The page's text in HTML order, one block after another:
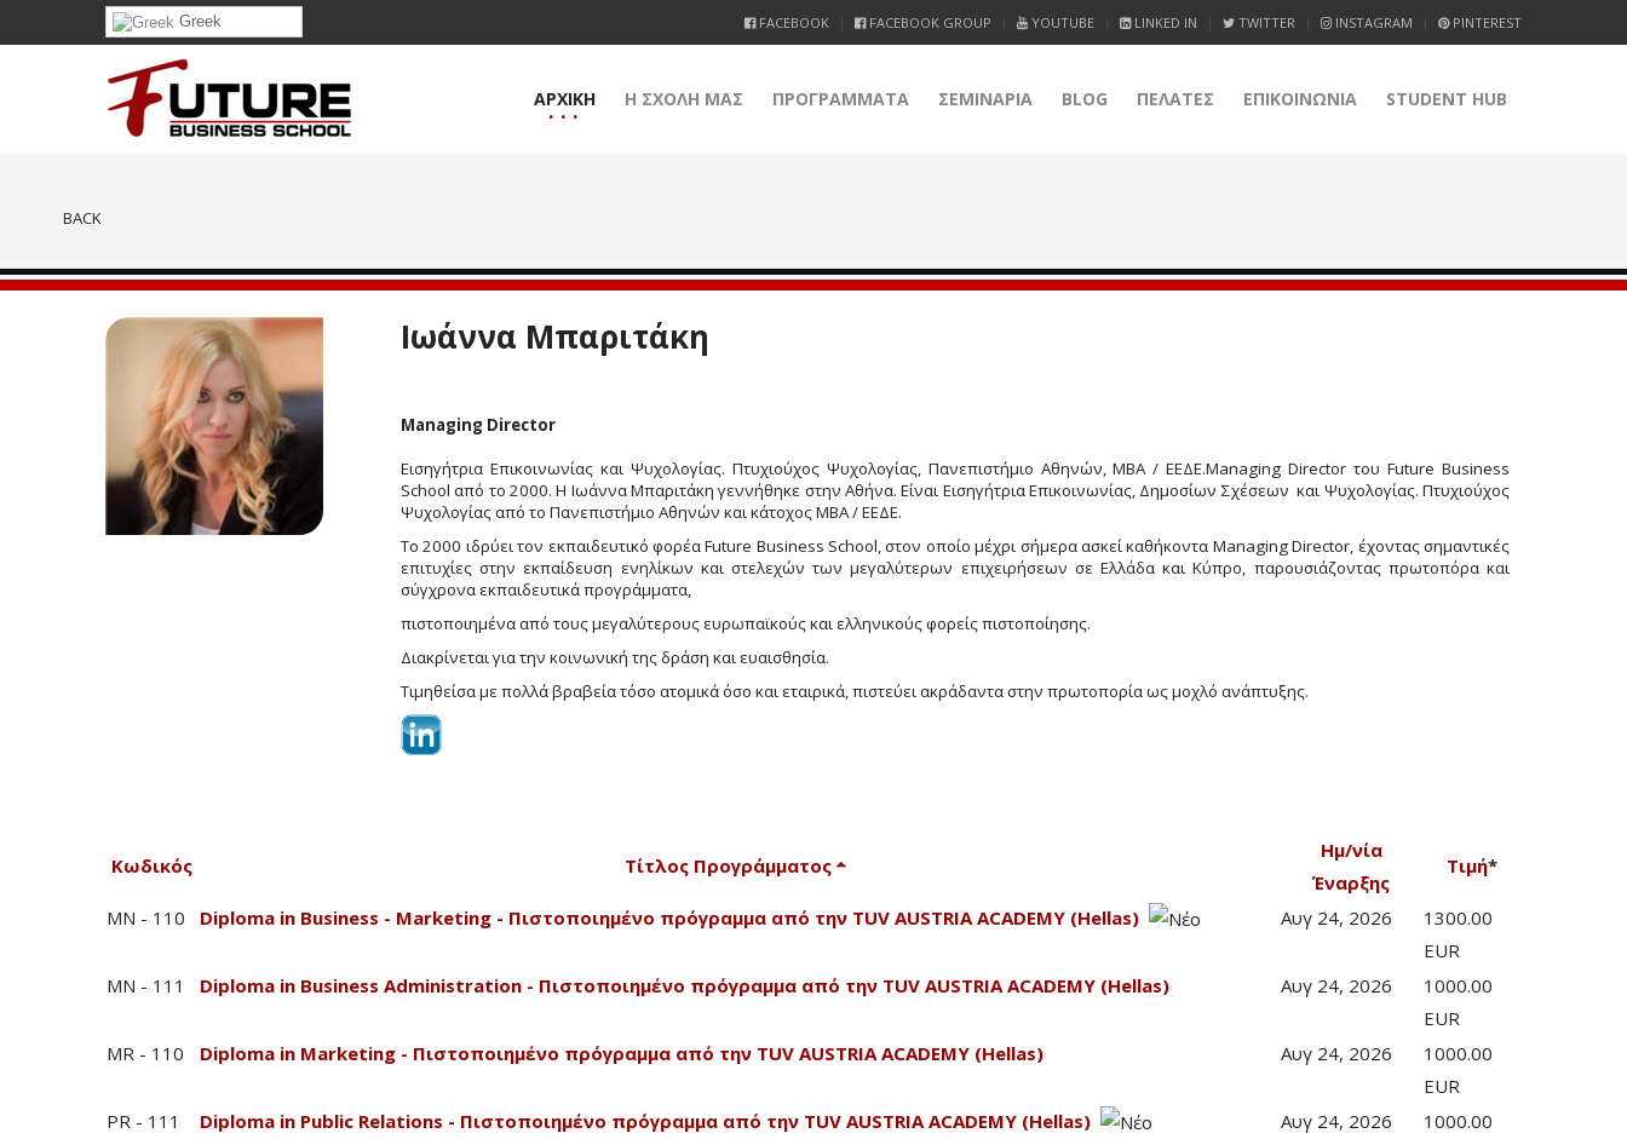
Greek FACEBOOK FACEBOOK GROUP YOUTUBE LINKED IN TWITTER INSTAGRAM PINTEREST
ΑΡΧΙΚΗ Η ΣΧΟΛΗ ΜΑΣ ΠΡΟΓΡΑΜΜΑΤΑ ΣΕΜΙΝΑΡΙΑ BLOG ΠΕΛΑΤΕΣ ΕΠΙΚΟΙΝΩΝΙΑ STUDENT HUB
BACK
Ιωάννα Μπαριτάκη
Managing Director
Εισηγήτρια Επικοινωνίας και Ψυχολογίας. Πτυχιούχος Ψυχολογίας, Πανεπιστήμιο Αθηνών, MBA / ΕΕΔΕ.Managing Director του Future Business
School από το 2000. Η Ιωάννα Μπαριτάκη γεννήθηκε στην Αθήνα. Είναι Εισηγήτρια Επικοινωνίας, Δημοσίων Σχέσεων και Ψυχολογίας. Πτυχιούχος
Ψυχολογίας από το Πανεπιστήμιο Αθηνών και κάτοχος MBA / ΕΕΔΕ.
Το 2000 ιδρύει τον εκπαιδευτικό φορέα Future Business School, στον οποίο μέχρι σήμερα ασκεί καθήκοντα Managing Director, έχοντας σημαντικές
επιτυχίες στην εκπαίδευση ενηλίκων και στελεχών των μεγαλύτερων επιχειρήσεων σε Ελλάδα και Κύπρο, παρουσιάζοντας πρωτοπόρα και
σύγχρονα εκπαιδευτικά προγράμματα,
πιστοποιημένα από τους μεγαλύτερους ευρωπαϊκούς και ελληνικούς φορείς πιστοποίησης.
Διακρίνεται για την κοινωνική της δράση και ευαισθησία.
Τιμηθείσα με πολλά βραβεία τόσο ατομικά όσο και εταιρικά, πιστεύει ακράδαντα στην πρωτοπορία ως μοχλό ανάπτυξης.
Κωδικός Τίτλος Προγράμματος
Ημ/νία
Έναρξης
Τιμή*
MN - 110 Diploma in Business - Marketing - Πιστοποιημένο πρόγραμμα από την TUV AUSTRIA ACADEMY (Hellas) Αυγ 24, 2026
1300.00
EUR
MN - 111
Diploma in Business Administration - Πιστοποιημένο πρόγραμμα από την TUV AUSTRIA ACADEMY (Hellas) Αυγ 24, 2026
1000.00
EUR
MR - 110
Diploma in Marketing - Πιστοποιημένο πρόγραμμα από την TUV AUSTRIA ACADEMY (Hellas) Αυγ 24, 2026
1000.00
EUR
PR - 111
Diploma in Public Relations - Πιστοποιημένο πρόγραμμα από την TUV AUSTRIA ACADEMY (Hellas) Αυγ 24, 2026
1000.00